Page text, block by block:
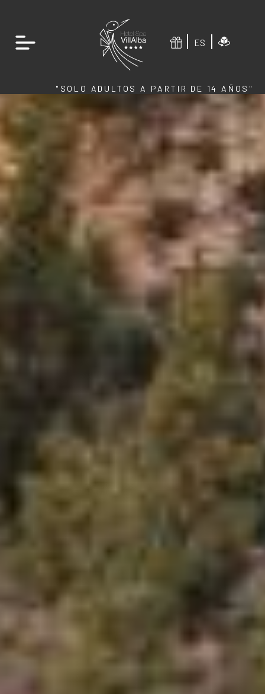
ES
"SOLO ADULTOS A PARTIR DE 14 AÑOS"